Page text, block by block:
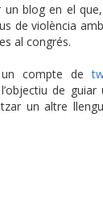
blog en el
de violència
al congrés.
compte de
de
un altre